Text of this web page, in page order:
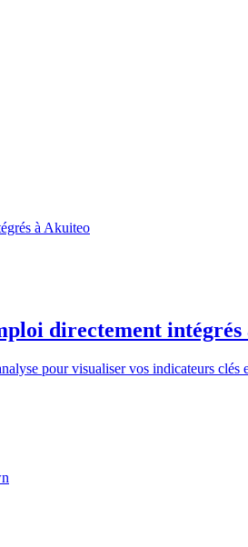
directement intégrés
pour visualiser vos indicateurs clés